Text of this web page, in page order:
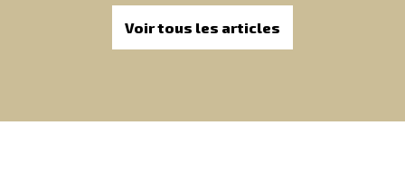
Voir tous les articles